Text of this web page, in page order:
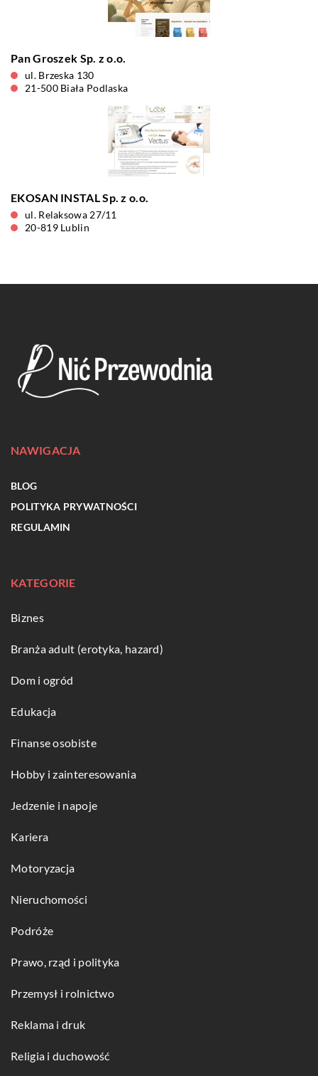
Pan Groszek Sp. z o.o.
ul. Brzeska 130
21-500 Biała Podlaska
EKOSAN INSTAL Sp. z o.o.
ul. Relaksowa 27/11
20-819 Lublin
NAWIGACJA
BLOG
POLITYKA PRYWATNOŚCI
REGULAMIN
KATEGORIE
Biznes
Branża adult (erotyka, hazard)
Dom i ogród
Edukacja
Finanse osobiste
Hobby i zainteresowania
Jedzenie i napoje
Kariera
Motoryzacja
Nieruchomości
Podróże
Prawo, rząd i polityka
Przemysł i rolnictwo
Reklama i druk
Religia i duchowość